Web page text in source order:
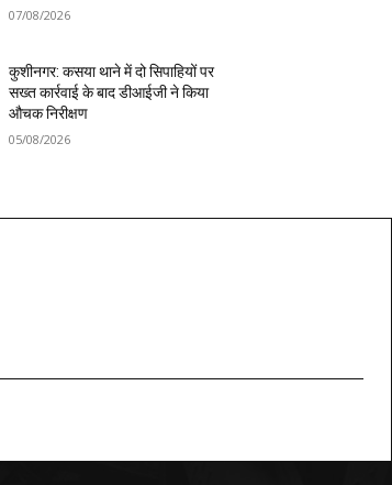
07/08/2026
कुशीनगर: कसया थाने में दो सिपाहियों पर
सख्त कार्रवाई के बाद डीआईजी ने किया
औचक निरीक्षण
05/08/2026